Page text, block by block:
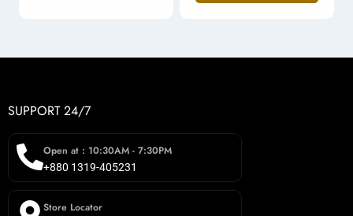
SUPPORT 24/7
Open at : 10:30AM - 7:30PM
+880 1319-405231
Store Locator